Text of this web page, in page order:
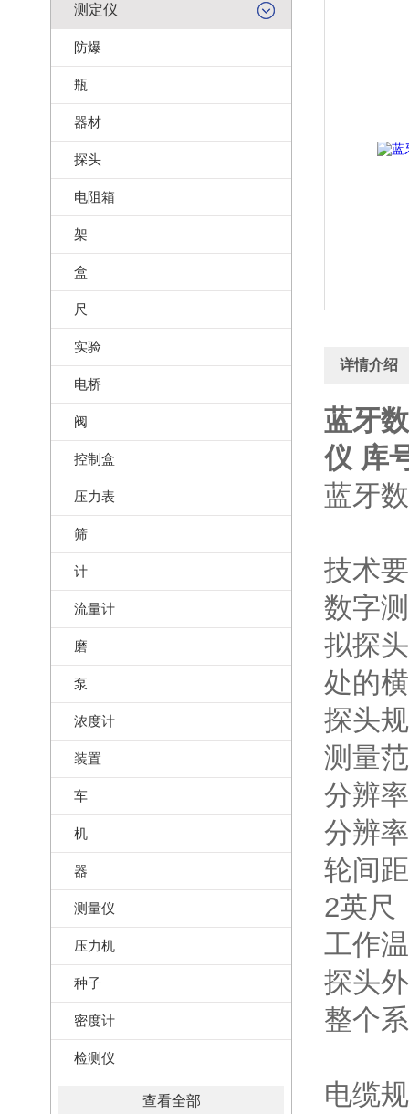
测定仪
防爆
瓶
器材
探头
电阻箱
架
盒
尺
实验
电桥
阀
控制盒
压力表
筛
计
流量计
磨
泵
浓度计
装置
车
机
器
测量仪
压力机
种子
密度计
检测仪
查看全部
详情介绍
蓝牙
仪 库
蓝牙
技术
数字
拟探
处的
探头
测量
分辨
分辨
轮间
2英尺
工作
探头
整个
电缆